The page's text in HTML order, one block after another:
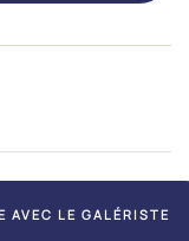
AVEC LE GALÉRISTE